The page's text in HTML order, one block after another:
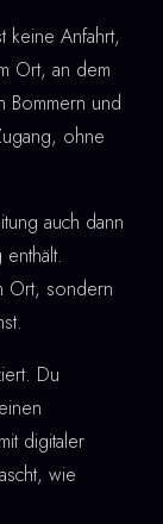
keine Anfahrt,
Ort, an dem
Bommern und
ohne
auch dann
Ort, sondern
Du
digitaler
wie